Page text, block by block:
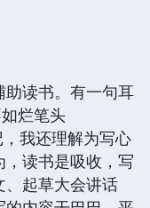
读书。有一句耳
烂笔头
我还理解为写心
读书是吸收，写
、起草大会讲话